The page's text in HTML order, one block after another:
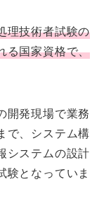
理技術者試験の
る国家資格で、
開発現場で業務
で、システム構
システムの設計
験となっていま